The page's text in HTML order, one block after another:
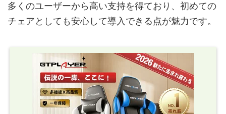
多くのユーザーから高い支持を得ており、初めての
チェアとしても安心して導入できる点が魅力です。